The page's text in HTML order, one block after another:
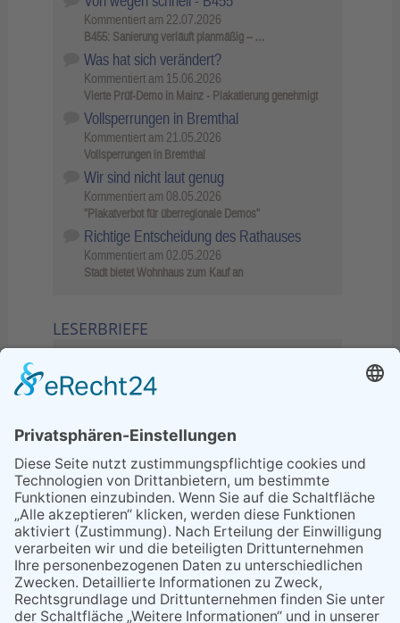
Kommentiert am 22.07.2026
B455: Sanierung verläuft planmäßig – …
Was hat sich verändert?
Kommentiert am 15.06.2026
Vierte Prüf-Demo in Mainz - Plakatierung genehmigt
Vollsperrungen in Bremthal
Kommentiert am 21.05.2026
Vollsperrungen in Bremthal
Wir sind nicht laut genug
Kommentiert am 08.05.2026
"Plakatverbot für überregionale Demos"
Richtige Entscheidung des Rathauses
Kommentiert am 02.05.2026
Stadt bietet Wohnhaus zum Kauf an
LESERBRIEFE
Sperrung B455: Kleiner
Grenzverkehr statt weite Wege
21.04.2026
Wenn Bahn-Computer nicht
miteinander kommunizieren
11.03.2026
"Plakatverbot für überregionale
Demos"
04.02.2026
Gelbe Tonne – Ein kleiner Blick
über den Tellerand
04.02.2026